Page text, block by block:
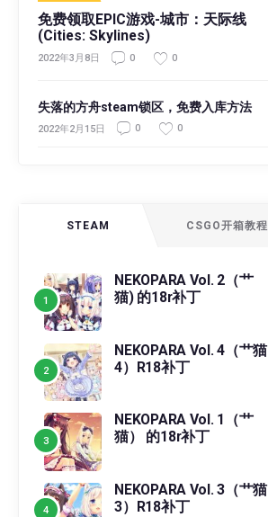
免费领取EPIC游戏-城市：天际线
(Cities: Skylines)
2022年3月8日 0 0
失落的方舟steam锁区，免费入库方法
2022年2月15日 0 0
STEAM CSGO开箱教程
NEKOPARA Vol. 2（艹
猫) 的18r补丁
NEKOPARA Vol. 4（艹猫
4）R18补丁
NEKOPARA Vol. 1（艹
猫） 的18r补丁
NEKOPARA Vol. 3（艹猫
3）R18补丁